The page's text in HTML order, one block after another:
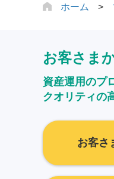
ホーム
お客さま
資産運用のプ
クオリティの
お客さ